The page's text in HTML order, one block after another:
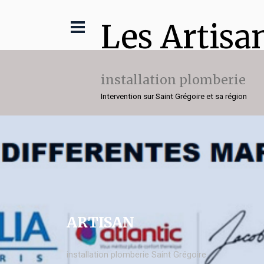
Les
installation plomberie
Intervention sur Saint Grégoire et sa région
ARTISAN
installation plomberie Saint Grégoire